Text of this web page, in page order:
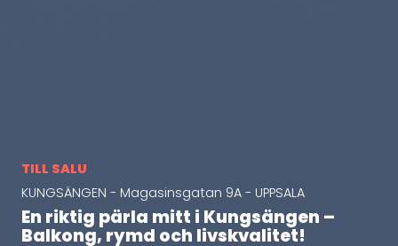
TILL SALU
KUNGSÄNGEN - Magasinsgatan 9A - UPPSALA
En riktig pärla mitt i Kungsängen –
Balkong, rymd och livskvalitet!